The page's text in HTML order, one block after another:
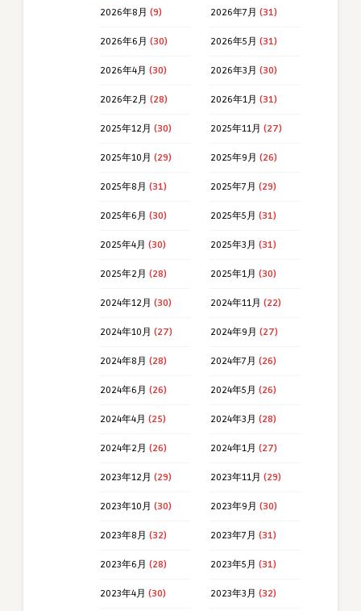
2026年8月 (9) 2026年7月 (31)
2026年6月 (30) 2026年5月 (31)
2026年4月 (30) 2026年3月 (30)
2026年2月 (28) 2026年1月 (31)
2025年12月 (30) 2025年11月 (27)
2025年10月 (29) 2025年9月 (26)
2025年8月 (31) 2025年7月 (29)
2025年6月 (30) 2025年5月 (31)
2025年4月 (30) 2025年3月 (31)
2025年2月 (28) 2025年1月 (30)
2024年12月 (30) 2024年11月 (22)
2024年10月 (27) 2024年9月 (27)
2024年8月 (28) 2024年7月 (26)
2024年6月 (26) 2024年5月 (26)
2024年4月 (25) 2024年3月 (28)
2024年2月 (26) 2024年1月 (27)
2023年12月 (29) 2023年11月 (29)
2023年10月 (30) 2023年9月 (30)
2023年8月 (32) 2023年7月 (31)
2023年6月 (28) 2023年5月 (31)
2023年4月 (30) 2023年3月 (32)